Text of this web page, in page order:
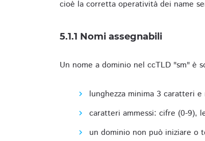
cioè la corretta operatività dei name
5.1.1 Nomi assegnabili
Un nome a dominio nel ccTLD "sm" è
lunghezza minima 3 caratteri
caratteri ammessi: cifre (0-9),
un dominio non può iniziare o